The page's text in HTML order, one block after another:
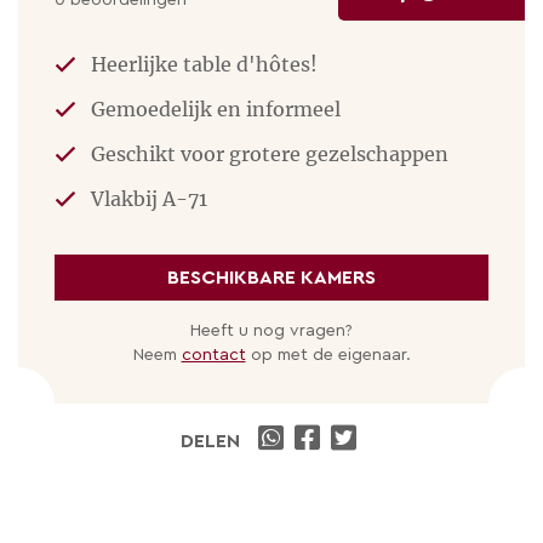
En natuurlijk kan je overal uit eten, voor veel of
weinig, met of zonder sterren, met veel blabla of
juist zeer kindvriendelijk.
WANDELEN
Je kan hier prachtig wandelen en fietsen. Langs het
in onze heuvels of juist ruiger, in de omgeving van
de Puy de Dome. We hebben kaarten en goede tips!
We zijn zelf zeer enthousiaste (race)fietsers, dus we
Heerlijke table d'hôtes!
Gemoedelijk en informeel
Geschikt voor grotere gezelschappen
Vlakbij A-71
BESCHIKBARE KAMERS
Heeft u nog vragen?
Neem contactop met de eigenaar.
DELEN